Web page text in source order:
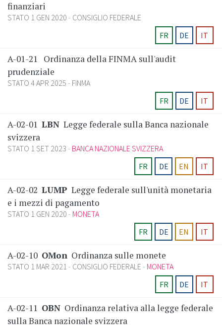
finanziari
STATO 1 GEN 2020
CONSIGLIO FEDERALE
FR
DE IT
A-01-21
Ordinanza della FINMA sull'audit
prudenziale
STATO 4 APR 2025
FINMA
FR
DE IT
A-02-01 LBN Legge federale sulla Banca nazionale
svizzera
STATO 1 SET 2023
BANCA NAZIONALE SVIZZERA
FR
DE EN IT
A-02-02 LUMP Legge federale sull'unità monetaria
e i mezzi di pagamento
STATO 1 GEN 2020
MONETA
FR
DE EN IT
A-02-10 OMon Ordinanza sulle monete
STATO 1 MAR 2021 CONSIGLIO FEDERALE
MONETA
FR
DE IT
A-02-11 OBN Ordinanza relativa alla legge federale
sulla Banca nazionale svizzera